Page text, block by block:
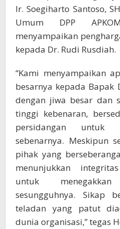
Ir. Soegiharto Santoso,
Umum DPP
menyampaikan
kepada Dr. Rudi Rusdiah.
“Kami menyampaikan
besarnya kepada Bapak
dengan jiwa besar dan
tinggi kebenaran,
persidangan untuk
sebenarnya. Meskipun
pihak yang
menunjukkan
untuk
sesungguhnya. Sikap
teladan yang patut
dunia organisasi,” tegas